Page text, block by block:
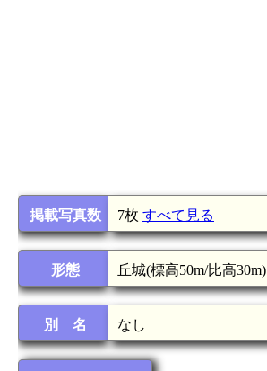
掲載写真数 7枚 すべて見る
形態 丘城(標高50m/比高30m)
別 名 なし